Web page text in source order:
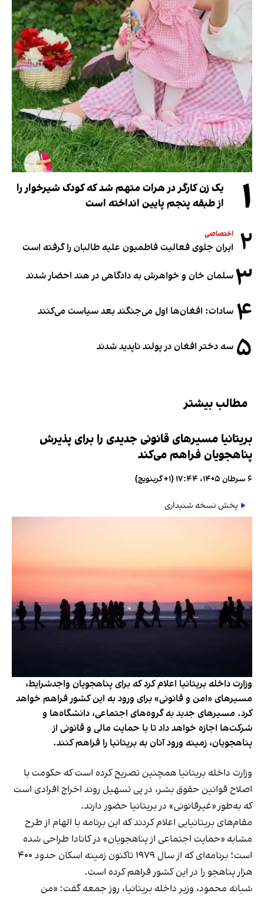
۱
یک زن کارگر در هرات متهم شد که کودک شیرخوار را
از طبقه پنجم پایین انداخته است
۲ اختصاصی
ایران جلوی فعالیت فاطمیون علیه طالبان را گرفته است
۳سلمان خان و خواهرش به دادگاهی در هند احضار شدند
۴ سادات: افغان‌ها اول می‌جنگند بعد سیاست می‌کنند
۵ سه دختر افغان در پولند ناپدید شدند
مطالب بیشتر
بریتانیا مسیرهای قانونی جدیدی را برای پذیرش
پناهجویان فراهم می‌کند
۶ سرطان ۱۴۰۵، ۱۷:۴۴ (‎+۱ گرینویچ)
پخش نسخه شنیداری
وزارت داخله بریتانیا اعلام کرد که برای پناهجویان واجدشرایط،
مسیرهای «امن و قانونی» برای ورود به این کشور فراهم خواهد
کرد. مسیرهای جدید به گروه‌های اجتماعی، دانشگاه‌ها و
شرکت‌ها اجازه خواهد داد تا با حمایت مالی و قانونی از
پناهجویان، زمینه ورود آنان به بریتانیا را فراهم کنند.
وزارت داخله بریتانیا همچنین تصریح کرده است که حکومت با
اصلاح قوانین حقوق بشر، در پی تسهیل روند اخراج افرادی است
که به‌طور «غیرقانونی» در بریتانیا حضور دارند.
مقام‌های بریتانیایی اعلام کردند که این برنامه با الهام از طرح
مشابه «حمایت اجتماعی از پناهجویان» در کانادا طراحی شده
است؛ برنامه‌ای که از سال ۱۹۷۹ تاکنون زمینه اسکان حدود ۴۰۰
هزار پناهجو را در این کشور فراهم کرده است.
شبانه محمود، وزیر داخله بریتانیا، روز جمعه گفت: «من